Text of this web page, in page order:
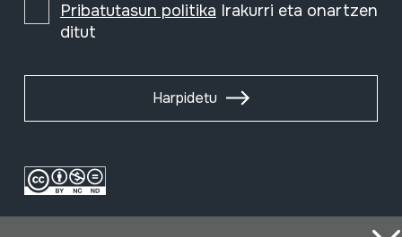
Pribatutasun politika Irakurri eta onartzen
ditut
Harpidetu